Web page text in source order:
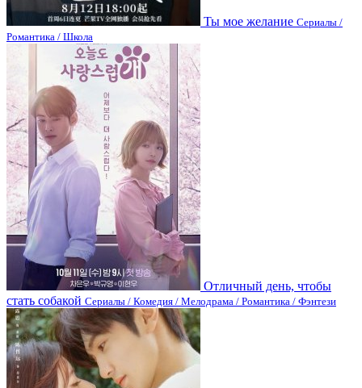
Ты мое желание Сериалы /
Романтика / Школа
Отличный день, чтобы
стать собакой Сериалы / Комедия / Мелодрама / Романтика / Фэнтези